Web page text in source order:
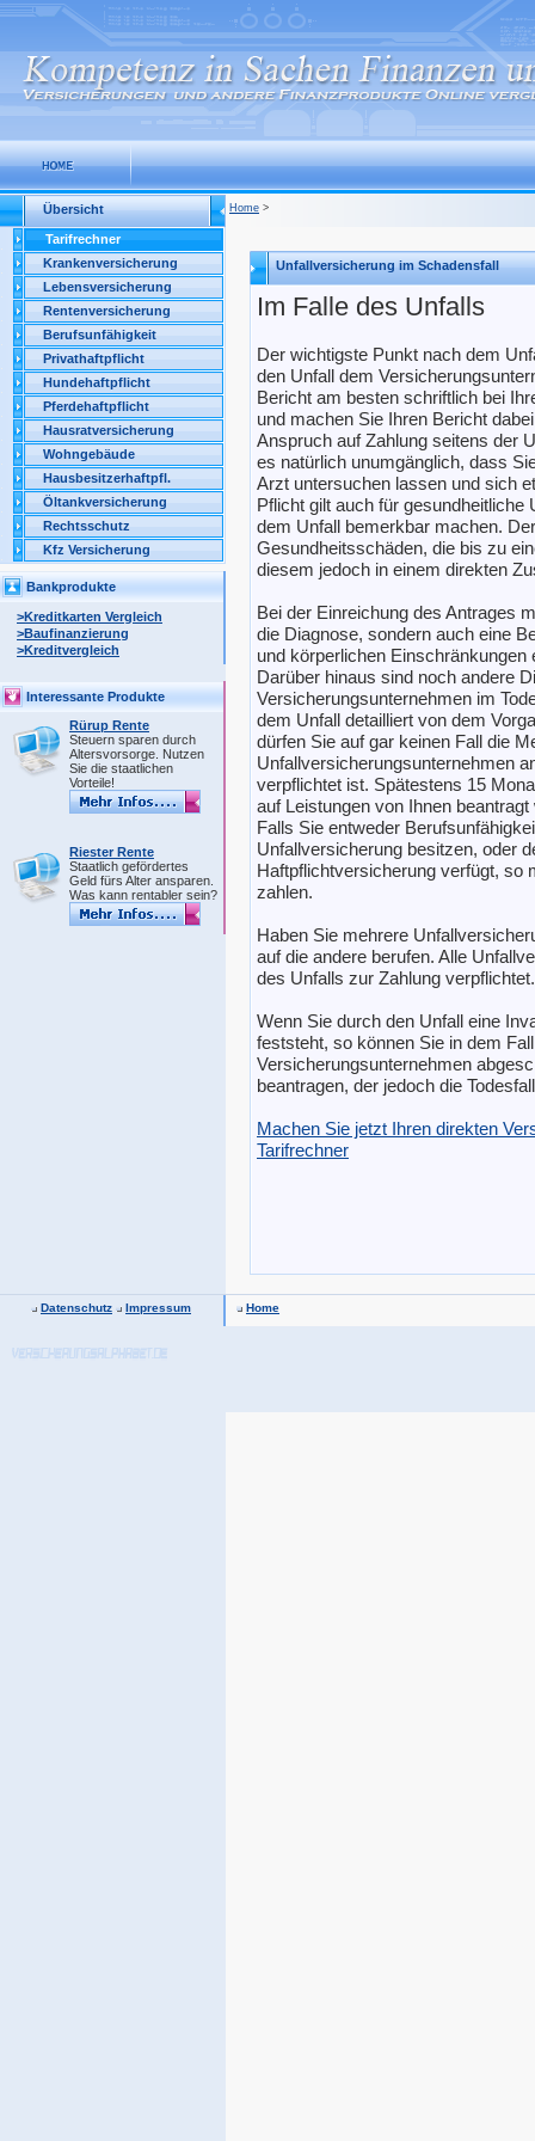
Übersicht Home >
Tarifrechner
Krankenversicherung
Lebensversicherung
Rentenversicherung
Berufsunfähigkeit
Privathaftpflicht
Hundehaftpflicht
Pferdehaftpflicht
Hausratversicherung
Wohngebäude
Hausbesitzerhaftpfl.
Öltankversicherung
Rechtsschutz
Kfz Versicherung
Bankprodukte
>Kreditkarten Vergleich
>Baufinanzierung
>Kreditvergleich
Interessante Produkte
Rürup Rente
Steuern sparen durch
Altersvorsorge. Nutzen
Sie die staatlichen
Vorteile!
Riester Rente
Staatlich gefördertes
Geld fürs Alter ansparen.
Was kann rentabler sein?
Unfallversicherung im Schadensfall
Im Falle des Unfalls
Der wichtigste Punkt nach dem
den Unfall dem
Bericht am besten schriftlich bei
und machen Sie Ihren Bericht
Anspruch auf Zahlung seitens der
es natürlich unumgänglich, dass
Arzt untersuchen lassen und sich
Pflicht gilt auch für
dem Unfall bemerkbar machen.
Gesundheitsschäden, die bis zu
diesem jedoch in einem direkten
Bei der Einreichung des Antrages
die Diagnose, sondern auch eine
und körperlichen
Darüber hinaus sind noch andere
Versicherungsunternehmen im
dem Unfall detailliert von dem
dürfen Sie auf gar keinen Fall die
Unfallversicherungsunternehmen
verpflichtet ist. Spätestens 15
auf Leistungen von Ihnen
Falls Sie entweder
Unfallversicherung besitzen, oder
Haftpflichtversicherung verfügt, so
zahlen.
Haben Sie mehrere
auf die andere berufen. Alle
des Unfalls zur Zahlung verpflichtet.
Wenn Sie durch den Unfall eine
feststeht, so können Sie in dem
Versicherungsunternehmen
beantragen, der jedoch die
Machen Sie jetzt Ihren direkten
Tarifrechner
Datenschutz Impressum Home